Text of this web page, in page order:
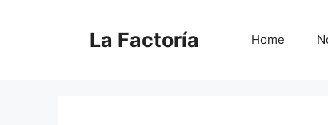
La Factoría Home